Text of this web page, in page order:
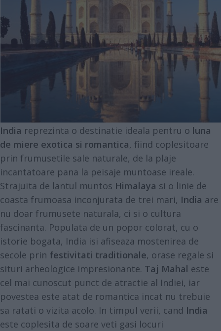
India reprezinta o destinatie ideala pentru o luna
de miere exotica si romantica, fiind coplesitoare
prin frumusetile sale naturale, de la plaje
incantatoare pana la peisaje muntoase ireale.
Strajuita de lantul muntos Himalaya si o linie de
coasta frumoasa inconjurata de trei mari, India are
nu doar frumusete naturala, ci si o cultura
fascinanta. Populata de un popor colorat, cu o
istorie bogata, India isi afiseaza mostenirea de
secole prin festivitati traditionale, orase regale si
situri arheologice impresionante. Taj Mahal este
cel mai cunoscut punct de atractie al Indiei, iar
povestea este atat de romantica incat nu trebuie
sa ratati o vizita acolo. In timpul verii, cand India
este coplesita de soare veti gasi locuri